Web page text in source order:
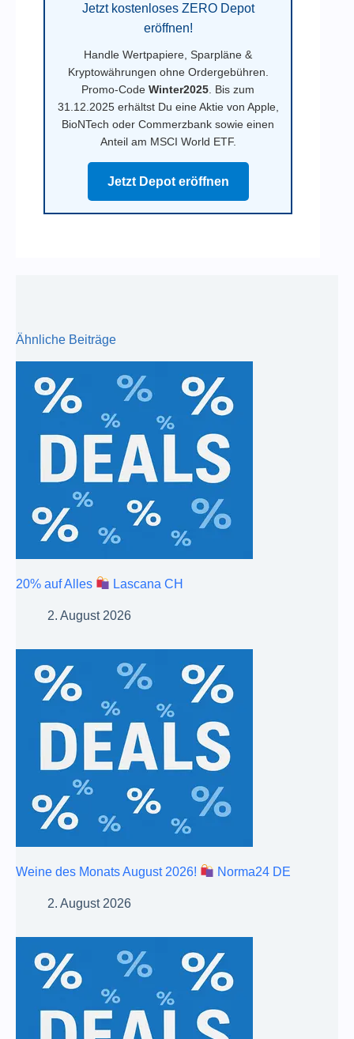
Jetzt kostenloses ZERO Depot
eröffnen!
Handle Wertpapiere, Sparpläne &
Kryptowährungen ohne Ordergebühren.
Promo-CodeWinter2025 . Bis zum
31.12.2025 erhältst Du eine Aktie von Apple,
BioNTech oder Commerzbank sowie einen
Anteil am MSCI World ETF.
Jetzt Depot eröffnen
Ähnliche Beiträge
20% auf Alles Lascana CH
2. August 2026
Weine des Monats August 2026! Norma24 DE
2. August 2026